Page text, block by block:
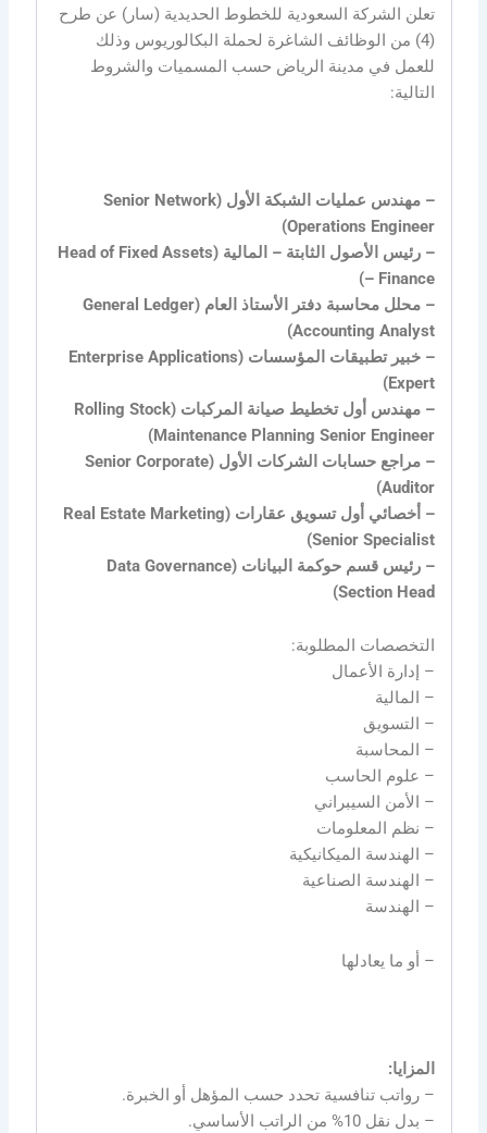
تعلن الشركة السعودية للخطوط الحديدية (سار) عن طرح
(4) من الوظائف الشاغرة لحملة البكالوريوس وذلك
للعمل في مدينة الرياض حسب المسميات والشروط
التالية:
– مهندس عمليات الشبكة الأول (Senior Network
Operations Engineer)
– رئيس الأصول الثابتة – المالية (Head of Fixed Assets
– Finance)
– محلل محاسبة دفتر الأستاذ العام (General Ledger
Accounting Analyst)
– خبير تطبيقات المؤسسات (Enterprise Applications
Expert)
– مهندس أول تخطيط صيانة المركبات (Rolling Stock
Maintenance Planning Senior Engineer)
– مراجع حسابات الشركات الأول (Senior Corporate
Auditor)
– أخصائي أول تسويق عقارات (Real Estate Marketing
Senior Specialist)
– رئيس قسم حوكمة البيانات (Data Governance
Section Head)
التخصصات المطلوبة:
– إدارة الأعمال
– المالية
– التسويق
– المحاسبة
– علوم الحاسب
– الأمن السيبراني
– نظم المعلومات
– الهندسة الميكانيكية
– الهندسة الصناعية
– الهندسة
– أو ما يعادلها
المزايا:
– رواتب تنافسية تحدد حسب المؤهل أو الخبرة.
– بدل نقل 10% من الراتب الأساسي.